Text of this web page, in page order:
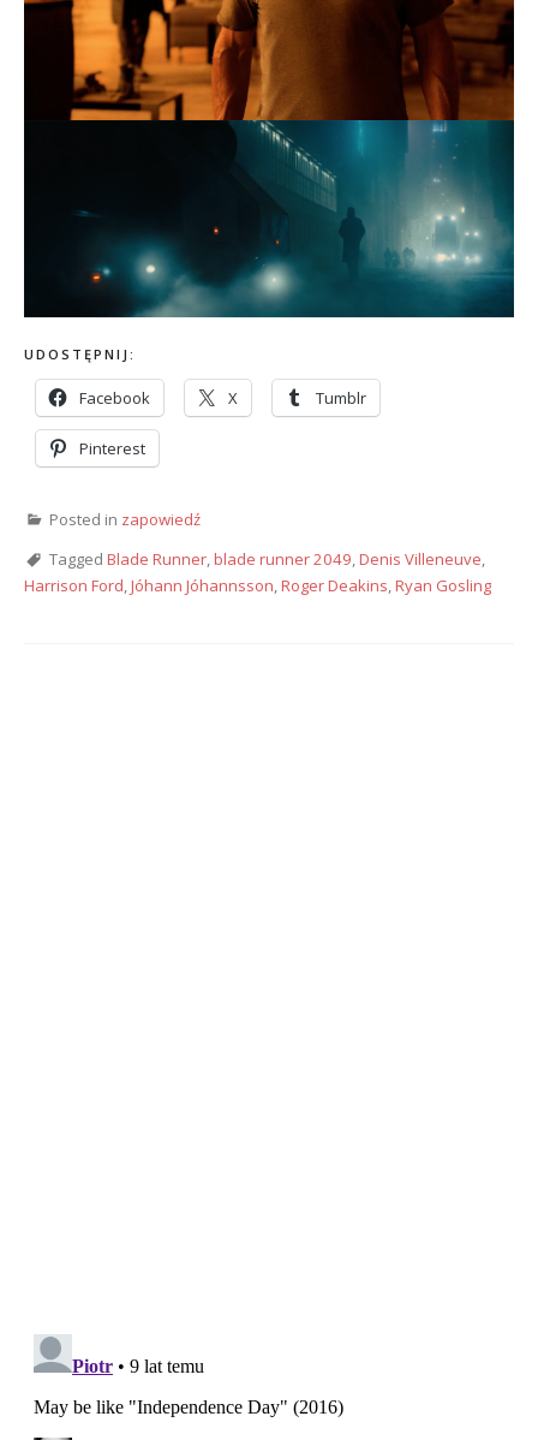
UDOSTĘPNIJ:
Facebook X Tumblr
Pinterest
Posted in zapowiedź
Tagged Blade Runner,blade runner 2049,Denis Villeneuve,
Harrison Ford,Jóhann Jóhannsson,Roger Deakins,Ryan Gosling